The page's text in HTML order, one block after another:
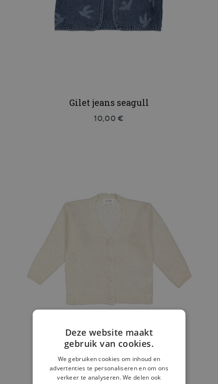
Gilet jeans seagull
10,00 €
Gilet ecru
Deze website maakt
gebruik van cookies.
We gebruiken cookies om inhoud en
advertenties te personaliseren en om ons
verkeer te analyseren. We delen ook